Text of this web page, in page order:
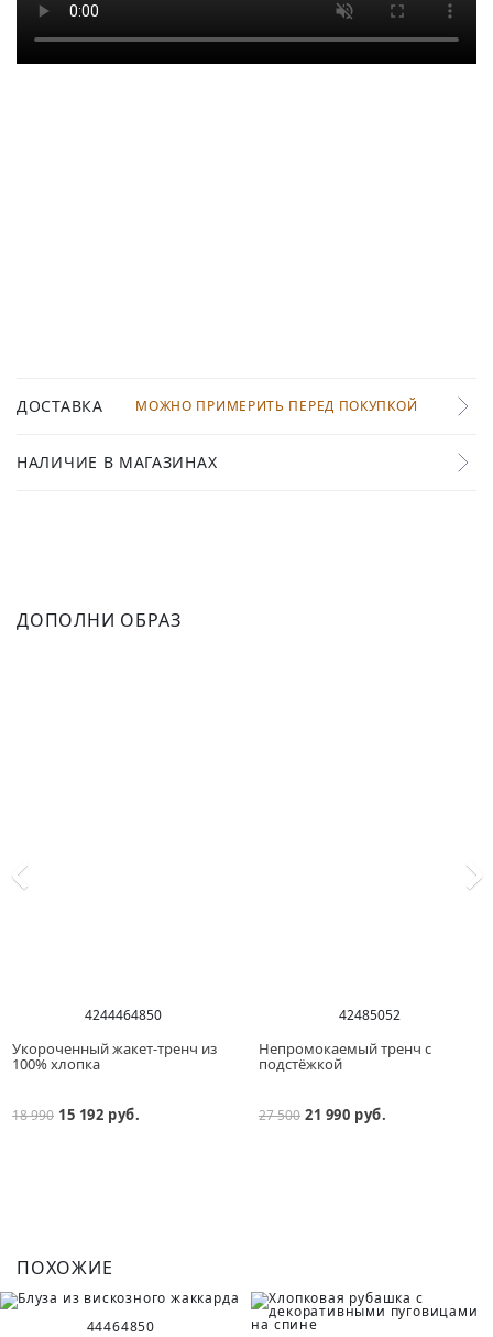
ДОСТАВКА МОЖНО ПРИМЕРИТЬ ПЕРЕД ПОКУПКОЙ
НАЛИЧИЕ В МАГАЗИНАХ
ДОПОЛНИ ОБРАЗ
4244464850
Укороченный жакет-тренч из
100% хлопка
18 990 15 192 руб.
42485052
Непромокаемый тренч с
подстёжкой
27 500 21 990 руб.
ПОХОЖИЕ
44464850